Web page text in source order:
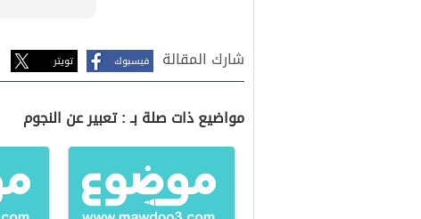
شارك المقالة فيسبوك تويتر
مواضيع ذات صلة بـ : تعبير عن النجوم